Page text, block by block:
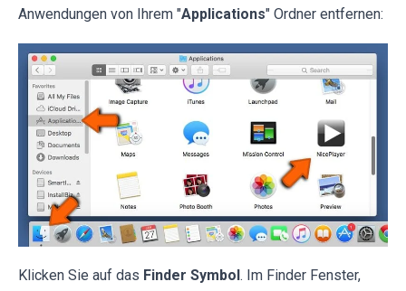
Anwendungen von Ihrem "Applications" Ordner entfernen:
Klicken Sie auf das Finder Symbol. Im Finder Fenster,